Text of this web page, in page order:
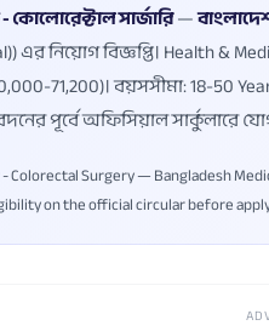
সার্জারি—
এর নিয়োগ বিজ্ঞপ্তি। Health &
71,200)। বয়সসীমা: 18-50
পূর্বে অফিসিয়াল সার্কুলারে
Surgery — Bangladesh
on the official circular before